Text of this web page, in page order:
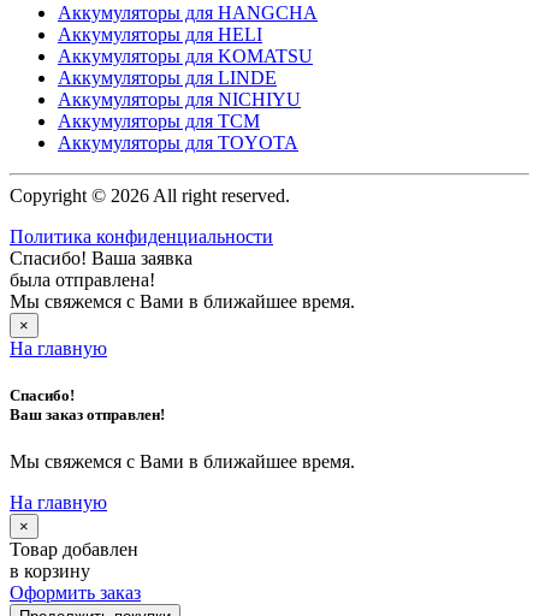
Аккумуляторы для HANGCHA
Аккумуляторы для HELI
Аккумуляторы для KOMATSU
Аккумуляторы для LINDE
Аккумуляторы для NICHIYU
Аккумуляторы для TCM
Аккумуляторы для TOYOTA
Copyright © 2026 All right reserved.
Политика конфиденциальности
Спасибо! Ваша заявка
была отправлена!
Мы свяжемся с Вами в ближайшее время.
×
На главную
Спасибо!
Ваш заказ отправлен!
Мы свяжемся с Вами в ближайшее время.
На главную
×
Товар добавлен
в корзину
Оформить заказ